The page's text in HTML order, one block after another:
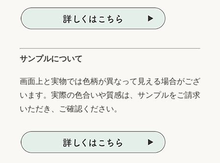
サンプルについて
画面上と実物では色柄が異なって見える場合がござ
います。実際の色合いや質感は、サンプルをご請求
いただき、ご確認ください。